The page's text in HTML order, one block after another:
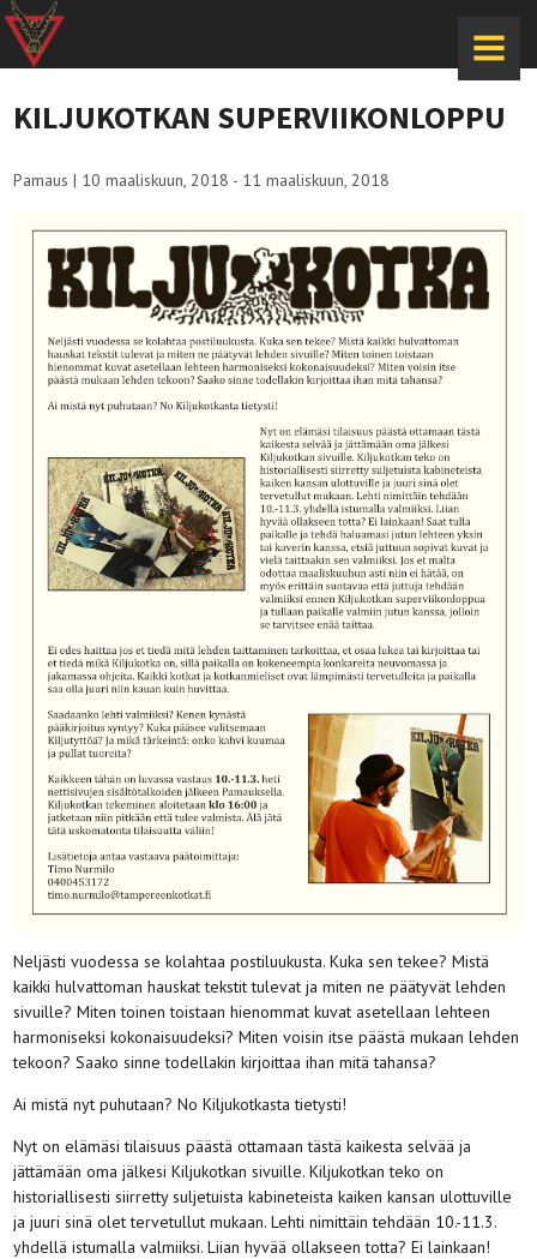
MENU
KILJUKOTKAN SUPERVIIKONLOPPU
Pamaus | 10 maaliskuun, 2018 - 11 maaliskuun, 2018
Neljästi vuodessa se kolahtaa postiluukusta. Kuka sen tekee? Mistä
kaikki hulvattoman hauskat tekstit tulevat ja miten ne päätyvät lehden
sivuille? Miten toinen toistaan hienommat kuvat asetellaan lehteen
harmoniseksi kokonaisuudeksi? Miten voisin itse päästä mukaan lehden
tekoon? Saako sinne todellakin kirjoittaa ihan mitä tahansa?
Ai mistä nyt puhutaan? No Kiljukotkasta tietysti!
Nyt on elämäsi tilaisuus päästä ottamaan tästä kaikesta selvää ja
jättämään oma jälkesi Kiljukotkan sivuille. Kiljukotkan teko on
historiallisesti siirretty suljetuista kabineteista kaiken kansan ulottuville
ja juuri sinä olet tervetullut mukaan. Lehti nimittäin tehdään 10.-11.3.
yhdellä istumalla valmiiksi. Liian hyvää ollakseen totta? Ei lainkaan!